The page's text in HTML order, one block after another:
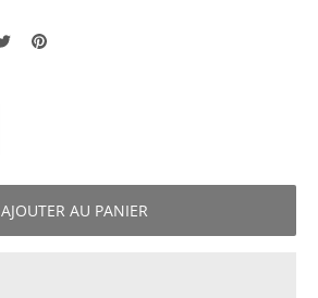
AJOUTER AU PANIER